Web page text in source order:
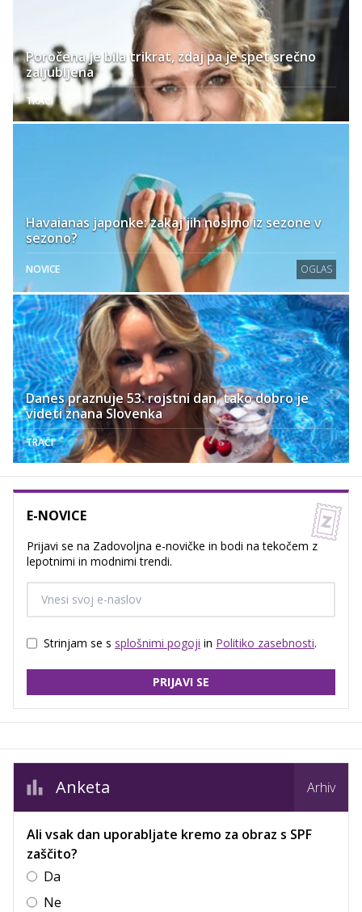
Poročena je bila trikrat, zdaj pa je spet srečno
zaljubljena
TRAČI
Havaianas japonke: zakaj jih nosimo iz sezone v
sezono?
NOVICE OGLAS
Danes praznuje 53. rojstni dan, tako dobro je
videti znana Slovenka
TRAČI
E-NOVICE
Prijavi se na Zadovoljna e-novičke in bodi na tekočem z
lepotnimi in modnimi trendi.
Strinjam se s splošnimi pogoji in Politiko zasebnosti.
PRIJAVI SE
Anketa Arhiv
Ali vsak dan uporabljate kremo za obraz s SPF
zaščito?
Da
Ne